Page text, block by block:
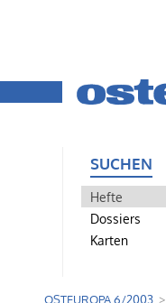
SUCHEN
Hefte
Dossiers
Karten
OSTEUROPA 6/2003